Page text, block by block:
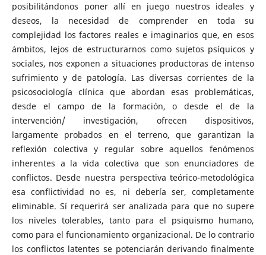
posibilitándonos poner allí en juego nuestros ideales y
deseos, la necesidad de comprender en toda su
complejidad los factores reales e imaginarios que, en esos
ámbitos, lejos de estructurarnos como sujetos psíquicos y
sociales, nos exponen a situaciones productoras de intenso
sufrimiento y de patología. Las diversas corrientes de la
psicosociología clínica que abordan esas problemáticas,
desde el campo de la formación, o desde el de la
intervención/ investigación, ofrecen dispositivos,
largamente probados en el terreno, que garantizan la
reflexión colectiva y regular sobre aquellos fenómenos
inherentes a la vida colectiva que son enunciadores de
conflictos. Desde nuestra perspectiva teórico-metodológica
esa conflictividad no es, ni debería ser, completamente
eliminable. Sí requerirá ser analizada para que no supere
los niveles tolerables, tanto para el psiquismo humano,
como para el funcionamiento organizacional. De lo contrario
los conflictos latentes se potenciarán derivando finalmente